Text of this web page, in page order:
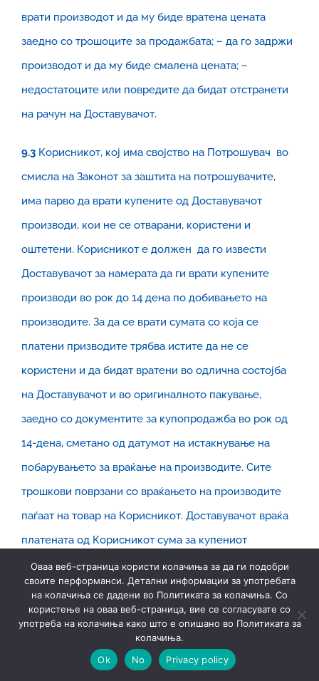
врати производот и да му биде вратена цената
заедно со трошоците за продажбата; – да го задржи
производот и да му биде смалена цената; –
недостатоците или повредите да бидат отстранети
на рачун на Доставувачот.
9.3 Корисникот, коj има својство на Потрошувач во
смисла на Законот за заштита на потрошувачите,
има парво да врати купените од Доставувачот
производи, кои не се отварани, користени и
оштетени. Корисникот е должен да го извести
Доставувачот за намерата да ги врати купените
производи во рок до 14 дена по добивањето на
производите. За да се врати сумата со која се
платени призводите трябва истите да не се
користени и да бидат вратени во одлична состојба
на Доставувачот и во оригиналното пакување,
заедно со документите за купопродажба во рок од
14-дена, сметано од датумот на истакнување на
побарувањето за враќање на производите. Сите
трошкови поврзани со враќањето на производите
паѓаат на товар на Корисникот. Доставувачот враќа
платената од Корисникот сума за купениот
производ во рок од 14-дена сметано од датумот, на
кој е бил известен за решението на Корисникот да
ги врати купените производи.
. ВОНРЕДНИ ОКОЛНОСТИ
Оваа веб-страница користи колачиња за да ги подобри
своите перформанси. Детални информации за употребата
на колачиња се дадени во Политиката за колачиња. Со
користење на оваа веб-страница, вие се согласувате со
употреба на колачиња како што е опишано во Политиката за
колачиња.
Ok
No Privacy policy